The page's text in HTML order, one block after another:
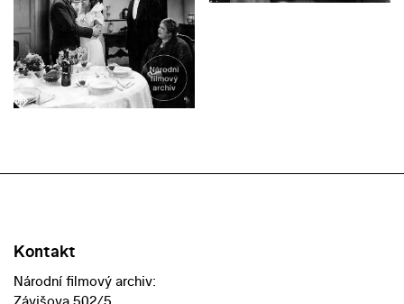
Kontakt
Národní filmový archiv: